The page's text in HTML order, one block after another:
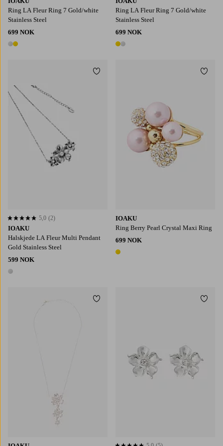
Ring LA Fleur Ring 7 Gold/white
Stainless Steel
699 NOK
2 farger
Ring LA Fleur Ring 7 Gold/white
Stainless Steel
699 NOK
2 farger
IOAKU
Halskjede LA Fleur Multi Pendant
Gold Stainless Steel
599 NOK
1 farge
5,0 basert på 2 karaktergivninger
5,0 (2)
Legg til favoritter
IOAKU
Ring Berry Pearl Crystal Maxi Ring
699 NOK
1 farge
Legg til favoritter